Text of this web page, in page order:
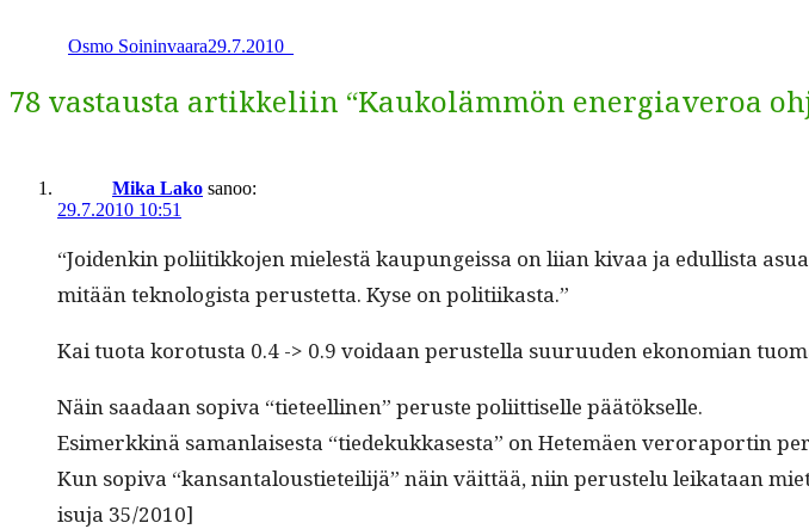
Osmo Soininvaara29.7.2010
78 vastausta artikkeliin “Kaukolämmön energiaveroa
Mika Lako sanoo:
29.7.2010 10:51
“Joidenkin poli­itikko­jen mielestä kaupungeis­sa on liian kivaa ja edullista
mitään tek­nol­o­gista perustet­ta. Kyse on politiikasta.”
Kai tuo­ta koro­tus­ta 0.4 -> 0.9 voidaan perustel­la suu­ru­u­den ekono­mi­an
Näin saadaan sopi­va “tieteelli­nen” peruste poli­it­tiselle päätökselle.
Esimerkkinä saman­lais­es­ta “tiedekukkas­es­ta” on Het­emäen verora­portin
Kun sopi­va “kansan­talousti­eteil­i­jä” näin väit­tää, niin perustelu leikataan
isu­ja 35/2010]